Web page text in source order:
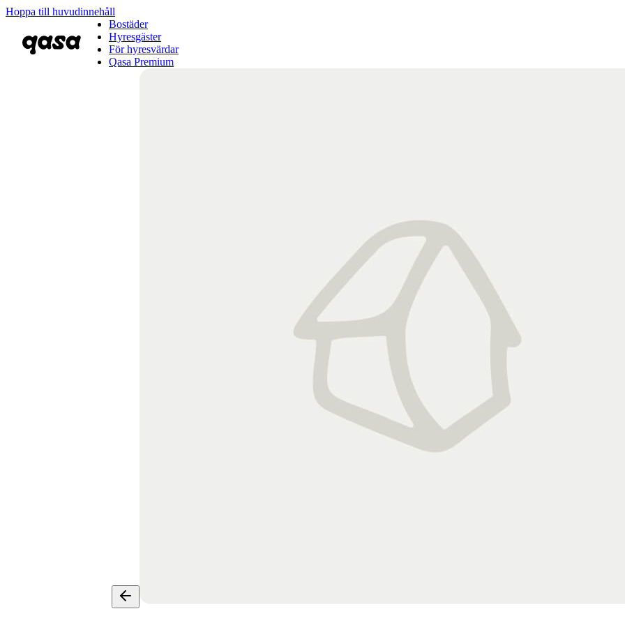
Hoppa till huvudinnehåll
Bostäder
Hyresgäster
För hyresvärdar
Qasa Premium